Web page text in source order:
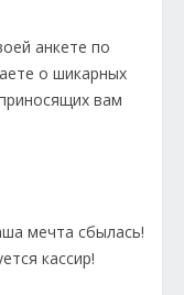
анкете по
о шикарных
вам
мечта сбылась!
кассир!